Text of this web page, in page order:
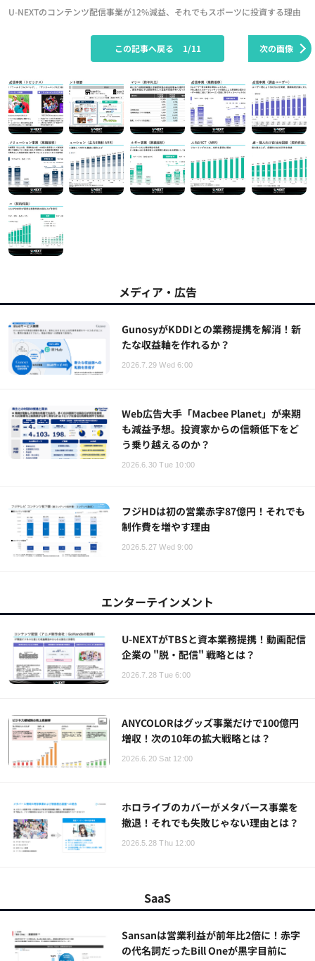
U-NEXTのコンテンツ配信事業が12%減益、それでもスポーツに投資する理由
次の画像
この記事へ戻る 1/11
メディア・広告
GunosyがKDDIとの業務提携を解消！新
たな収益軸を作れるか？
2026.7.29 Wed 6:00
Web広告大手「Macbee Planet」が来期
も減益予想。投資家からの信頼低下をど
う乗り越えるのか？
2026.6.30 Tue 10:00
フジHDは初の営業赤字87億円！それでも
制作費を増やす理由
2026.5.27 Wed 9:00
エンターテインメント
U-NEXTがTBSと資本業務提携！動画配信
企業の "脱・配信" 戦略とは？
2026.7.28 Tue 6:00
ANYCOLORはグッズ事業だけで100億円
増収！次の10年の拡大戦略とは？
2026.6.20 Sat 12:00
ホロライブのカバーがメタバース事業を
撤退！それでも失敗じゃない理由とは？
2026.5.28 Thu 12:00
SaaS
Sansanは営業利益が前年比2倍に！赤字
の代名詞だったBill Oneが黒字目前に